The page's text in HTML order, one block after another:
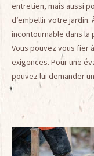
entretien, mais aussi
d’embellir votre
incontournable dans la
Vous pouvez vous fier
exigences. Pour une
pouvez lui demander